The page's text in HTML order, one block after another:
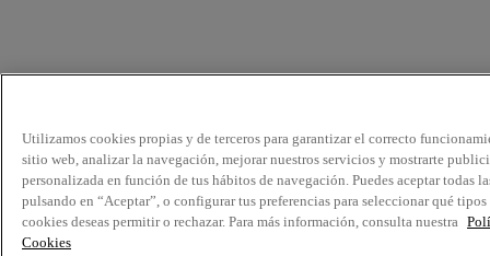
Utilizamos cookies propias y de terceros para garantizar el correcto
sitio web, analizar la navegación, mejorar nuestros servicios y mostrarte
personalizada en función de tus hábitos de navegación. Puedes aceptar todas
pulsando en “Aceptar”, o configurar tus preferencias para seleccionar qué tipos
cookies deseas permitir o rechazar. Para más información, consulta nuestra
Cookies